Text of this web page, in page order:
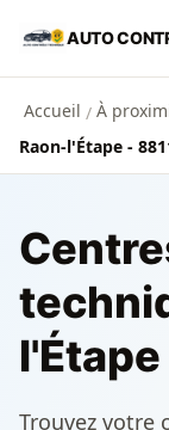
Aller au
AUTO
Accueil / À
Raon-l'Étape -
l'Étape
Trouvez votre